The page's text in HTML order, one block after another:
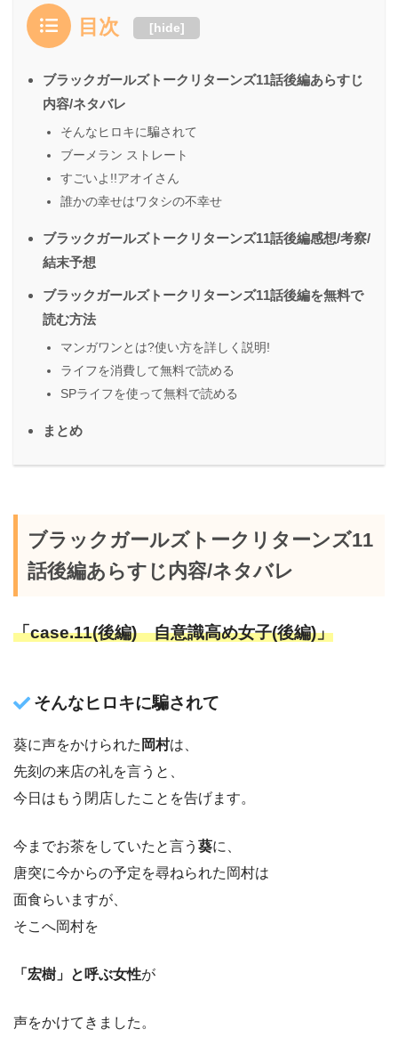
目次 [hide]
ブラックガールズトークリターンズ11話後編あらすじ
内容/ネタバレ
そんなヒロキに騙されて
ブーメラン ストレート
すごいよ!!アオイさん
誰かの幸せはワタシの不幸せ
ブラックガールズトークリターンズ11話後編感想/考察/
結末予想
ブラックガールズトークリターンズ11話後編を無料で
読む方法
マンガワンとは?使い方を詳しく説明!
ライフを消費して無料で読める
SPライフを使って無料で読める
まとめ
ブラックガールズトークリターンズ11
話後編あらすじ内容/ネタバレ
「case.11(後編) 自意識高め女子(後編)」
そんなヒロキに騙されて
葵に声をかけられた 岡村は、
先刻の来店の礼を言うと、
今日はもう閉店したことを告げます。
今までお茶をしていたと言う 葵に、
唐突に今からの予定を尋ねられた岡村は
面食らいますが、
そこへ岡村を
「宏樹」と呼ぶ女性が
声をかけてきました。